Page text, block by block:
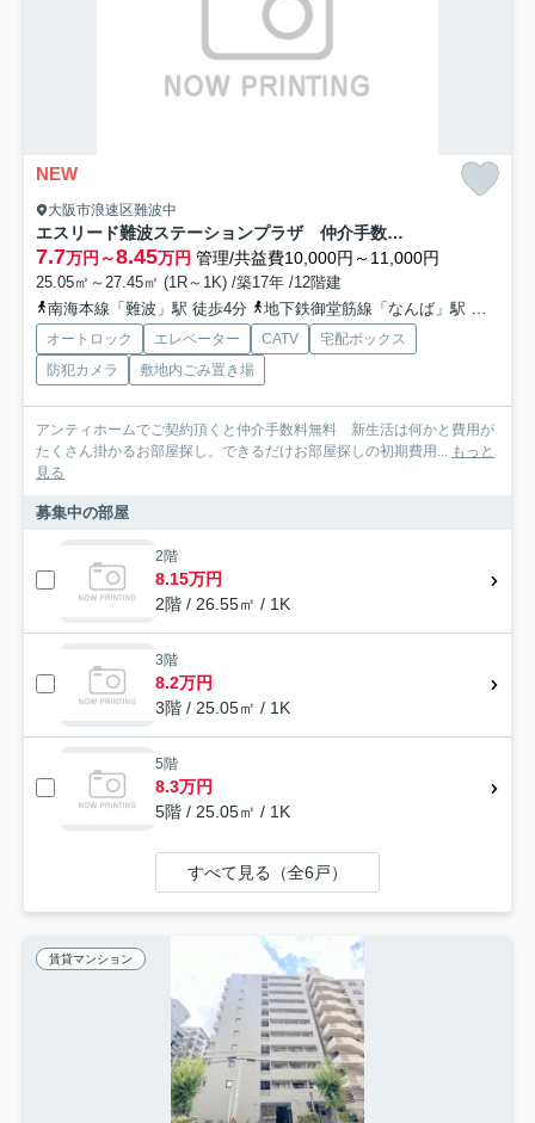
NEW
大阪市浪速区難波中
エスリード難波ステーションプラザ 仲介手数料無料
7.7万円～8.45万円 管理/共益費10,000円～11,000円
25.05㎡～27.45㎡ (1R～1K) /築17年 /12階建
南海本線「難波」駅 徒歩4分
地下鉄御堂筋線「なんば」駅 徒歩9分
オートロック エレベーター CATV
宅配ボックス
防犯カメラ
敷地内ごみ置き場
アンティホームでご契約頂くと仲介手数料無料 新生活は何かと費用が
たくさん掛かるお部屋探し。できるだけお部屋探しの初期費用... もっと
見る
募集中の部屋
2階
8.15万円
2階 / 26.55㎡ / 1K
3階
8.2万円
3階 / 25.05㎡ / 1K
5階
8.3万円
5階 / 25.05㎡ / 1K
すべて見る（全6戸）
賃貸マンション